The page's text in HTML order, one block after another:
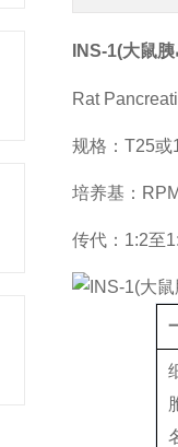
INS-1(大鼠
Rat
规格：T25或
培养基：
传代：1:2至